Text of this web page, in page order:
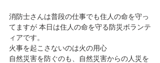
消防士さんは普段の仕事でも住人の命を守っ
てますが 本日は住人の命を守る防災ボランテ
ィアです。
火事を起こさないのは火の用心
自然災害を防ぐのも、自然災害からの人災を